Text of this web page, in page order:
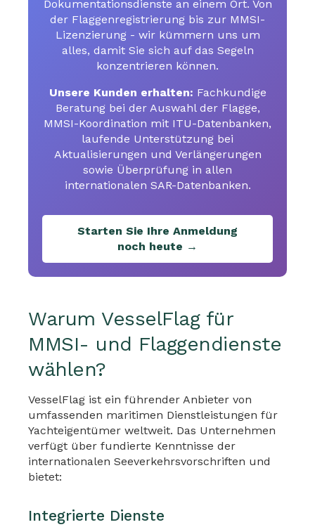
Dokumentationsdienste an einem Ort. Von
der Flaggenregistrierung bis zur MMSI-
Lizenzierung - wir kümmern uns um
alles, damit Sie sich auf das Segeln
konzentrieren können.
Unsere Kunden erhalten: Fachkundige
Beratung bei der Auswahl der Flagge,
MMSI-Koordination mit ITU-Datenbanken,
laufende Unterstützung bei
Aktualisierungen und Verlängerungen
sowie Überprüfung in allen
internationalen SAR-Datenbanken.
Starten Sie Ihre Anmeldung
noch heute →
Warum VesselFlag für
MMSI- und Flaggendienste
wählen?
VesselFlag ist ein führender Anbieter von
umfassenden maritimen Dienstleistungen für
Yachteigentümer weltweit. Das Unternehmen
verfügt über fundierte Kenntnisse der
internationalen Seeverkehrsvorschriften und
bietet:
Integrierte Dienste